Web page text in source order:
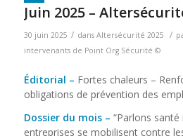
Juin 2025 –
30 juin 2025 / dans Altersécurité 2025 /
intervenants de Point Org Sécurité ©
Éditorial – Fortes chaleurs –
obligations de prévention des
Dossier du mois – “Parlons santé
entreprises se mobilisent contre